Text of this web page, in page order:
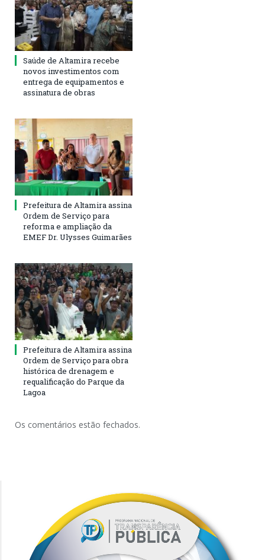
Saúde de Altamira recebe
novos investimentos com
entrega de equipamentos e
assinatura de obras
Prefeitura de Altamira assina
Ordem de Serviço para
reforma e ampliação da
EMEF Dr. Ulysses Guimarães
Prefeitura de Altamira assina
Ordem de Serviço para obra
histórica de drenagem e
requalificação do Parque da
Lagoa
Os comentários estão fechados.